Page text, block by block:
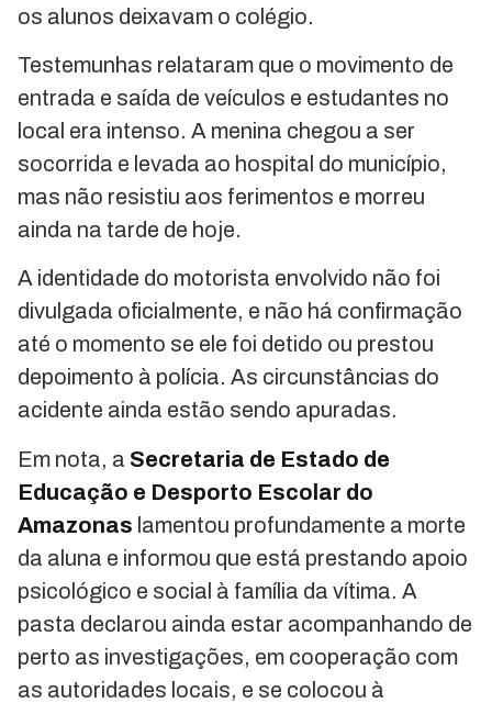
os alunos deixavam o colégio.
Testemunhas relataram que o movimento de
entrada e saída de veículos e estudantes no
local era intenso. A menina chegou a ser
socorrida e levada ao hospital do município,
mas não resistiu aos ferimentos e morreu
ainda na tarde de hoje.
A identidade do motorista envolvido não foi
divulgada oficialmente, e não há confirmação
até o momento se ele foi detido ou prestou
depoimento à polícia. As circunstâncias do
acidente ainda estão sendo apuradas.
Em nota, a Secretaria de Estado de
Educação e Desporto Escolar do
Amazonas lamentou profundamente a morte
da aluna e informou que está prestando apoio
psicológico e social à família da vítima. A
pasta declarou ainda estar acompanhando de
perto as investigações, em cooperação com
as autoridades locais, e se colocou à